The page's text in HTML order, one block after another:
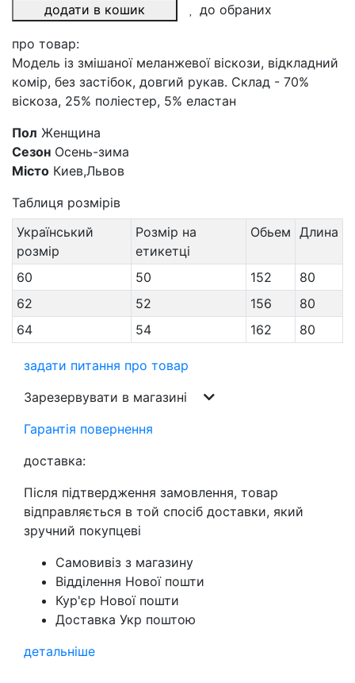
додати в кошик до обраних
про товар:
Модель із змішаної меланжевої віскози, відкладний
комір, без застібок, довгий рукав. Склад - 70%
віскоза, 25% поліестер, 5% еластан
Пол Женщина
Сезон Осень-зима
Місто Киев,Львов
Таблиця розмірів
Український
розмір
Розмір на
етикетці
Обьем Длина
60 50 152
80
62
52 156
80
64
54 162 80
задати питання про товар
Зарезервувати в магазині
Гарантія повернення
доставка:
Після підтвердження замовлення, товар
відправляється в той спосіб доставки, який
зручний покупцеві
Самовивіз з магазину
Відділення Нової пошти
Кур'єр Нової пошти
Доставка Укр поштою
детальніше